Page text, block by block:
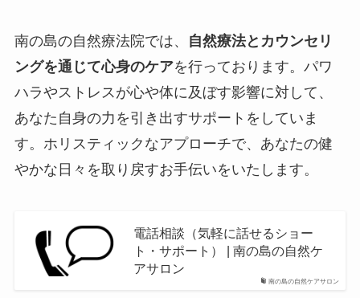
南の島の自然療法院では、
自然療法とカウンセリ
ングを通じて心身のケアを行っております。パワ
ハラやストレスが心や体に及ぼす影響に対して、
あなた自身の力を引き出すサポートをしていま
す。ホリスティックなアプローチで、あなたの健
やかな日々を取り戻すお手伝いをいたします。
南の島の自然ケアサロン
電話相談（気軽に話せるショー
ト・サポート） | 南の島の自然ケ
アサロン